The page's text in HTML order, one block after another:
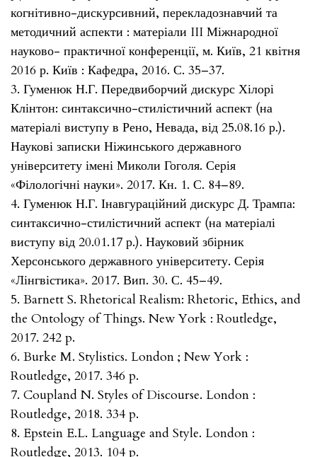
когнітивно-дискурсивний, перекладознавчий та
методичний аспекти : матеріали III Міжнародної
науково- практичної конференції, м. Київ, 21 квітня
2016 р. Київ : Кафедра, 2016. С. 35–37.
3. Гуменюк Н.Г. Передвиборчий дискурс Хілорі
Клінтон: синтаксично-стилістичний аспект (на
матеріалі виступу в Рено, Невада, від 25.08.16 р.).
Наукові записки Ніжинського державного
університету імені Миколи Гоголя. Серія
«Філологічні науки». 2017. Кн. 1. С. 84–89.
4. Гуменюк Н.Г. Інавгураційний дискурс Д. Трампа:
синтаксично-стилістичний аспект (на матеріалі
виступу від 20.01.17 р.). Науковий збірник
Херсонського державного університету. Серія
«Лінгвістика». 2017. Вип. 30. С. 45–49.
5. Barnett S. Rhetorical Realism: Rhetoric, Ethics, and
the Ontology of Things. New York : Routledge,
2017. 242 p.
6. Burke M. Stylistics. London ; New York :
Routledge, 2017. 346 p.
7. Coupland N. Styles of Discourse. London :
Routledge, 2018. 334 p.
8. Epstein E.L. Language and Style. London :
Routledge, 2013. 104 p.